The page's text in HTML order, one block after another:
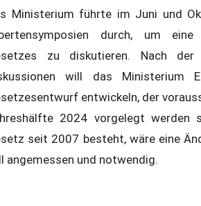
Ministerium führte im Juni und
durch, um eine
zu diskutieren. Nach der
will das Ministerium
entwickeln, der
2024 vorgelegt werden
seit 2007 besteht, wäre eine
angemessen und notwendig.